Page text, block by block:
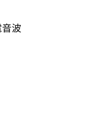
波